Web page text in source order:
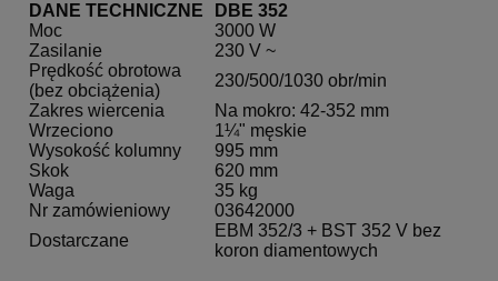
DANE TECHNICZNE
DBE 352
Moc
3000 W
Zasilanie
230 V ~
Prędkość obrotowa
(bez obciążenia)
230/500/1030 obr/min
Zakres wiercenia
Na mokro: 42-352 mm
Wrzeciono
1¼" męskie
Wysokość kolumny
995 mm
Skok
620 mm
Waga
35 kg
Nr zamówieniowy
03642000
Dostarczane
EBM 352/3 + BST 352 V bez
koron diamentowych